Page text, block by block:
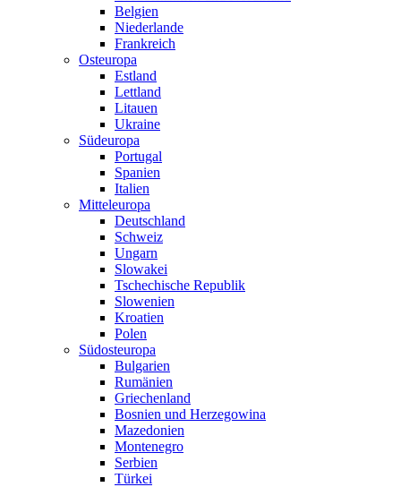
Belgien
Niederlande
Frankreich
Osteuropa
Estland
Lettland
Litauen
Ukraine
Südeuropa
Portugal
Spanien
Italien
Mitteleuropa
Deutschland
Schweiz
Ungarn
Slowakei
Tschechische Republik
Slowenien
Kroatien
Polen
Südosteuropa
Bulgarien
Rumänien
Griechenland
Bosnien und Herzegowina
Mazedonien
Montenegro
Serbien
Türkei